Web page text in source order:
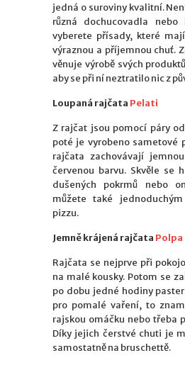
jedná o suroviny kvalitní.
různá dochucovadla
vyberete přísady, které
výraznou a příjemnou chuť.
věnuje výrobě svých
aby se při ní neztratilo nic z
Loupaná rajčata Pelati
Z rajčat jsou pomocí páry
poté je vyrobeno sametové
rajčata zachovávají
červenou barvu. Skvěle se
dušených pokrmů nebo
můžete také
pizzu.
Jemně krájená rajčata Polpa
Rajčata se nejprve při
na malé kousky. Potom se
po dobu jedné hodiny
pro pomalé vaření, to
rajskou omáčku nebo třeba
Díky jejich čerstvé chuti je
samostatně na bruschettě.